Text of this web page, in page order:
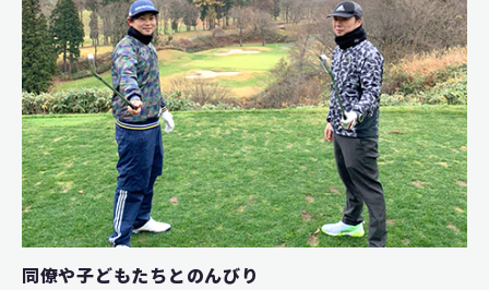
同僚や子どもたちとのんびり